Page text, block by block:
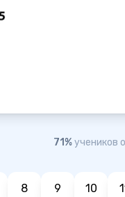
71%учеников
8 9 10